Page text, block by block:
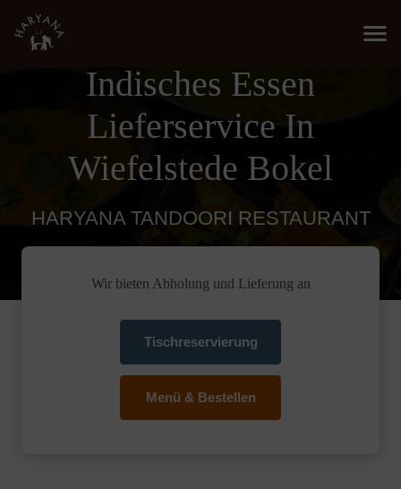
Indisches Essen
Lieferservice In
Wiefelstede Bokel
HARYANA TANDOORI RESTAURANT
Wir bieten Abholung und Lieferung an
Tischreservierung
Menü & Bestellen